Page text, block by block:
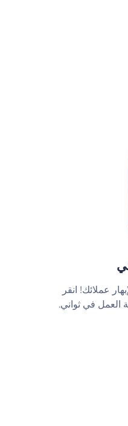
عملائك! انقر
العمل في ثواني.